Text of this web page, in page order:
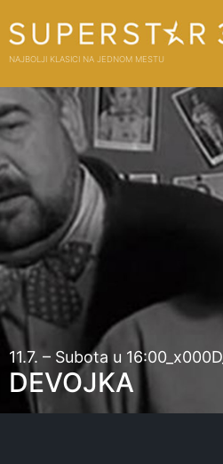
NAJBOLJI KLASICI NA JEDNOM MESTU
11.7. – Subota u 16:00_x000D_
DEVOJKA